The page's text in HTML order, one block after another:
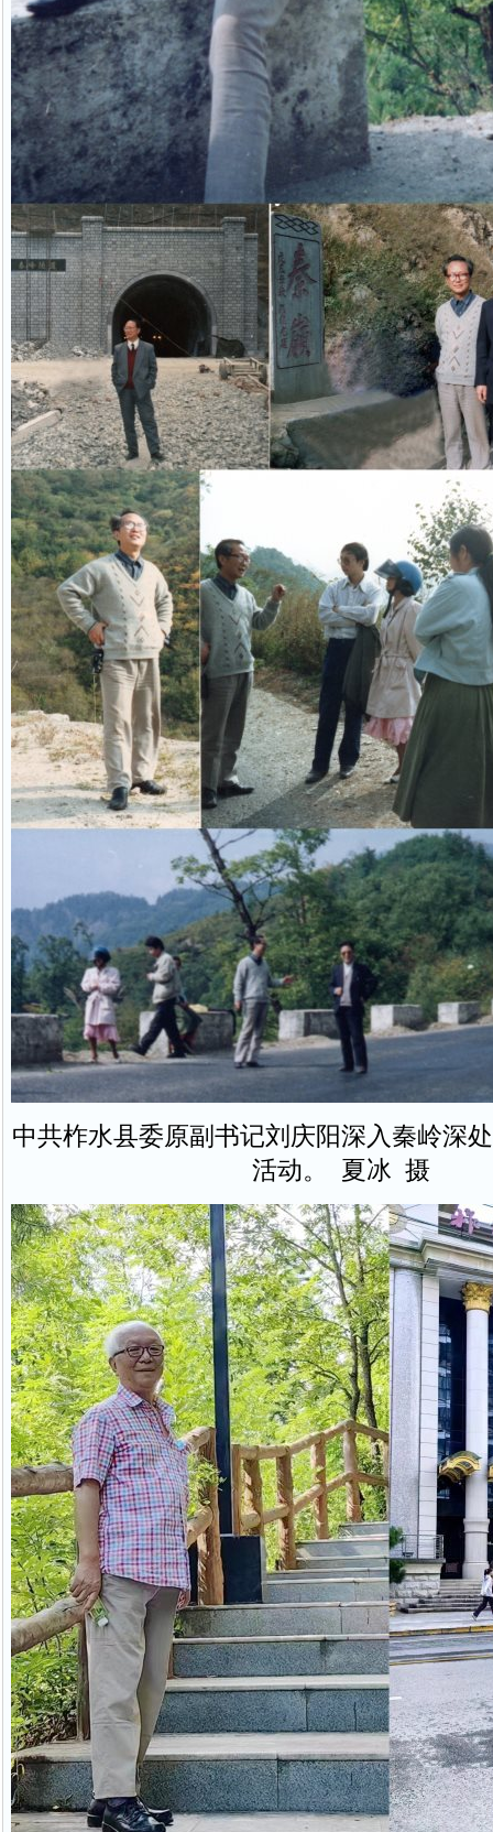
中共柞水县委原副书记刘庆阳深入秦岭深
活动。 夏冰 摄